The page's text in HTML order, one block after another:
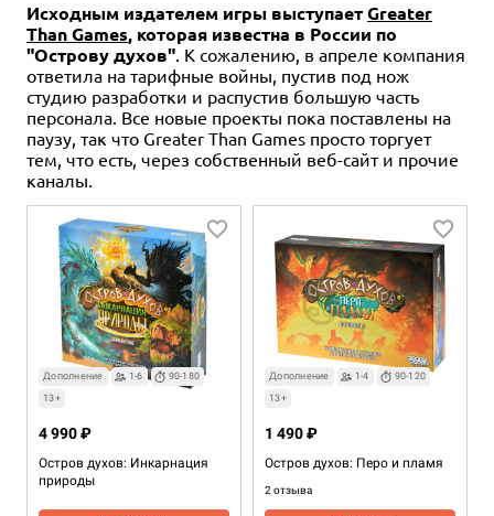
Исходным издателем игры выступаетGreater
Than Games, которая известна в России по
"Острову духов". К сожалению, в апреле компания
ответила на тарифные войны, пустив под нож
студию разработки и распустив большую часть
персонала. Все новые проекты пока поставлены на
паузу, так что Greater Than Games просто торгует
тем, что есть, через собственный веб-сайт и прочие
каналы.
Дополнение 1-6
90-180
13+
Остров духов: Инкарнация
природы
4 990 ₽
Дополнение 1-4
90-120
13+
Остров духов: Перо и пламя
2 отзыва
1 490 ₽